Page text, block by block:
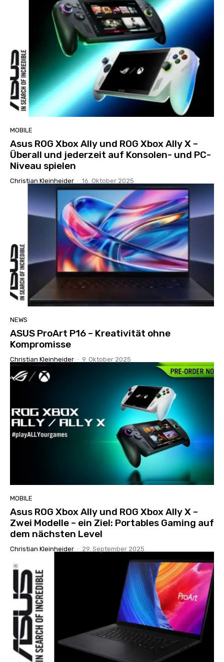
MOBILE
Asus ROG Xbox Ally und ROG Xbox Ally X –
Überall und jederzeit auf Konsolen- und PC-
Niveau spielen
Christian Kleinheider - 16. Oktober 2025
NEWS
ASUS ProArt P16 – Kreativität ohne
Kompromisse
Christian Kleinheider - 9. Oktober 2025
MOBILE
Asus ROG Xbox Ally und ROG Xbox Ally X –
Zwei Modelle – ein Ziel: Portables Gaming auf
dem nächsten Level
Christian Kleinheider - 29. September 2025